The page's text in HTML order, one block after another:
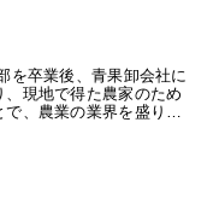
を卒業後、青果卸会社に
現地で得た農家のため
で、農業の業界を盛り…